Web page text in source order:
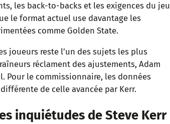
r
e
s
t
d
I
n
r
les back-to-backs et les exigences du jeu
le format actuel use davantage les
comme Golden State.
joueurs reste l’un des sujets les plus
réclament des ajustements, Adam
Pour le commissionnaire, les données
de celle avancée par Kerr.
inquiétudes de Steve Kerr